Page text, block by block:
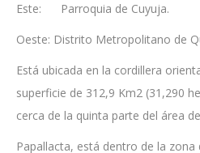
Este: Parroquia de Cuyuja.
Oeste: Distrito Metropolitano de
Está ubicada en la cordillera
superficie de 312,9 Km2 (31,290
cerca de la quinta parte del área
Papallacta, está dentro de la